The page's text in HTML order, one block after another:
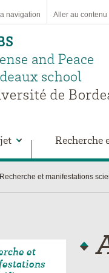
navigation Aller au contenu
Recherche
Recherche et manifestations
et